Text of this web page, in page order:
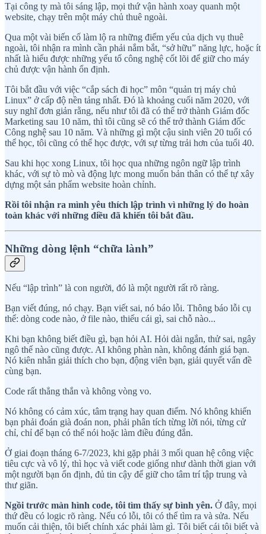
Tại công ty mà tôi sáng lập, mọi thứ vận hành xoay quanh một
website, chạy trên một máy chủ thuê ngoài.
Qua một vài biến cố làm lộ ra những điểm yếu của dịch vụ thuê
ngoài, tôi nhận ra mình cần phải nắm bắt, “sở hữu” năng lực, hoặc ít
nhất là hiểu được những yếu tố công nghệ cốt lõi để giữ cho máy
chủ được vận hành ổn định.
Tôi bắt đầu với việc “cắp sách đi học” môn “quản trị máy chủ
Linux” ở cấp độ nền tảng nhất. Đó là khoảng cuối năm 2020, với
suy nghĩ đơn giản rằng, nếu như tôi đã có thể trở thành Giám đốc
Marketing sau 10 năm, thì tôi cũng sẽ có thể trở thành Giám đốc
Công nghệ sau 10 năm. Và những gì một cậu sinh viên 20 tuổi có
thể học, tôi cũng có thể học được, với sự từng trải hơn của tuổi 40.
Sau khi học xong Linux, tôi học qua những ngôn ngữ lập trình
khác, với sự tò mò và động lực mong muốn bản thân có thể tự xây
dựng một sản phẩm website hoàn chỉnh.
Rồi tôi nhận ra mình yêu thích lập trình vì những lý do hoàn
toàn khác với những điều đã khiến tôi bắt đầu.
Những dòng lệnh “chữa lành”
Nếu “lập trình” là con người, đó là một người rất rõ ràng.
Bạn viết đúng, nó chạy. Bạn viết sai, nó báo lỗi. Thông báo lỗi cụ
thể: dòng code nào, ở file nào, thiếu cái gì, sai chỗ nào...
Khi bạn không biết điều gì, bạn hỏi AI. Hỏi dài ngắn, thử sai, ngây
ngô thế nào cũng được. AI không phàn nàn, không đánh giá bạn.
Nó kiên nhẫn giải thích cho bạn, động viên bạn, giải quyết vấn đề
cùng bạn.
Code rất thẳng thắn và không vòng vo.
Nó không có cảm xúc, tâm trạng hay quan điểm. Nó không khiến
bạn phải đoán già đoán non, phải phân tích từng lời nói, từng cử
chỉ, chỉ để bạn có thể nói hoặc làm điều đúng đắn.
Ở giai đoạn tháng 6-7/2023, khi gặp phải 3 mối quan hệ công việc
tiêu cực và vô lý, thì học và viết code giống như dành thời gian với
một người bạn ổn định, đủ tin cậy để giữ cho tâm trí tập trung và
thư giãn.
Ngồi trước màn hình code, tôi tìm thấy sự bình yên. Ở đây, mọi
thứ đều có logic rõ ràng. Nếu có lỗi, tôi có thể tìm ra và sửa. Nếu
muốn cải thiện, tôi biết chính xác phải làm gì. Tôi biết cái tôi biết và